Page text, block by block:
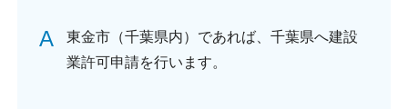
A
東金市（千葉県内）であれば、千葉県へ建設
業許可申請を行います。